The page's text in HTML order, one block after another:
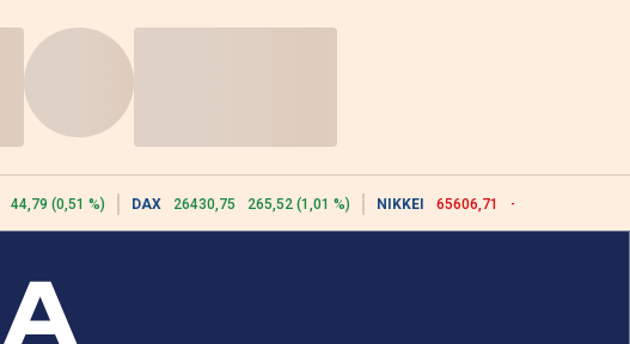
44,79 (0,51 %) DAX 26430,75 265,52 (1,01 %) NIKKEI 65606,71 -76,55 (-0,12 %)